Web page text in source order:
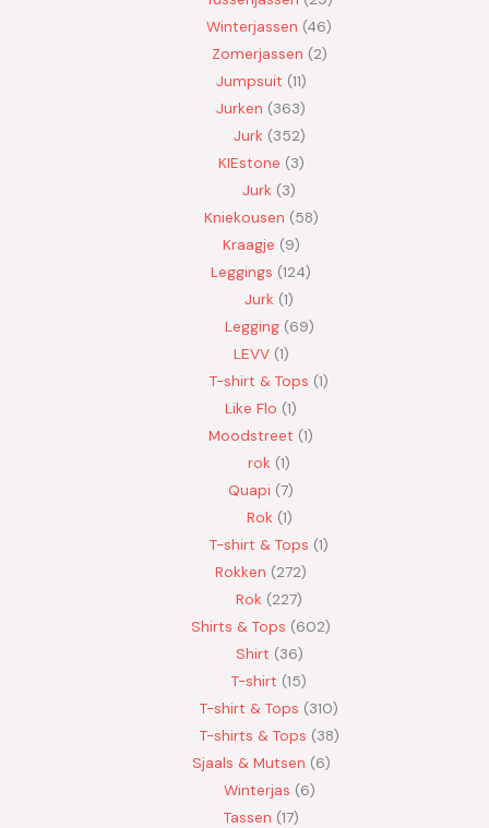
Winterjassen 46
Zomerjassen 2
Jumpsuit 11
Jurken 363
Jurk 352
KIEstone 3
Jurk 3
Kniekousen 58
Kraagje 9
Leggings 124
Jurk 1
Legging 69
LEVV 1
T-shirt & Tops 1
Like Flo 1
Moodstreet 1
rok 1
Quapi 7
Rok 1
T-shirt & Tops 1
Rokken 272
Rok 227
Shirts & Tops 602
Shirt 36
T-shirt 15
T-shirt & Tops 310
T-shirts & Tops 38
Sjaals & Mutsen 6
Winterjas 6
Tassen 17